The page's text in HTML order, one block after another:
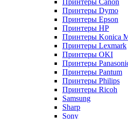
Принтеры Canon
Принтеры Dymo
Принтеры Epson
Принтеры HP
Принтеры Konica
Принтеры Lexmark
Принтеры OKI
Принтеры
Принтеры Pantum
Принтеры Philips
Принтеры Ricoh
Samsung
Sharp
Sony